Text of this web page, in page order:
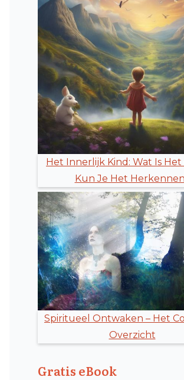
Het Innerlijk Kind: Wat Is Het
Kun Je Het
Spiritueel Ontwaken – Het
Overzicht
Gratis eBook